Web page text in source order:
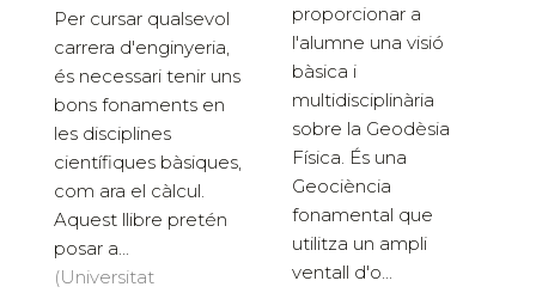
Per cursar qualsevol
carrera d'enginyeria,
és necessari tenir uns
bons fonaments en
les disciplines
científiques bàsiques,
com ara el càlcul.
Aquest llibre pretén
posar a...
(Universitat
proporcionar a
l'alumne una visió
bàsica i
multidisciplinària
sobre la Geodèsia
Física. És una
Geociència
fonamental que
utilitza un ampli
ventall d'o...